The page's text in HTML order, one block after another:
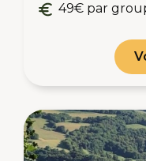
49€ par